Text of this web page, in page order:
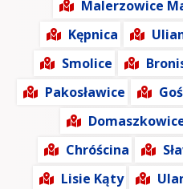
Malerzowice
Kępnica
Smolice
Pakosławice
Chróścina
Lisie Kąty